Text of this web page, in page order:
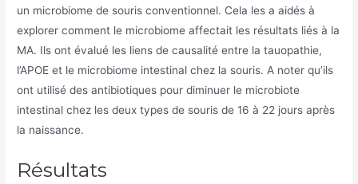
un microbiome de souris conventionnel. Cela les a aidés à
explorer comment le microbiome affectait les résultats liés à la
MA. Ils ont évalué les liens de causalité entre la tauopathie,
l’APOE et le microbiome intestinal chez la souris. A noter qu’ils
ont utilisé des antibiotiques pour diminuer le microbiote
intestinal chez les deux types de souris de 16 à 22 jours après
la naissance.
Résultats